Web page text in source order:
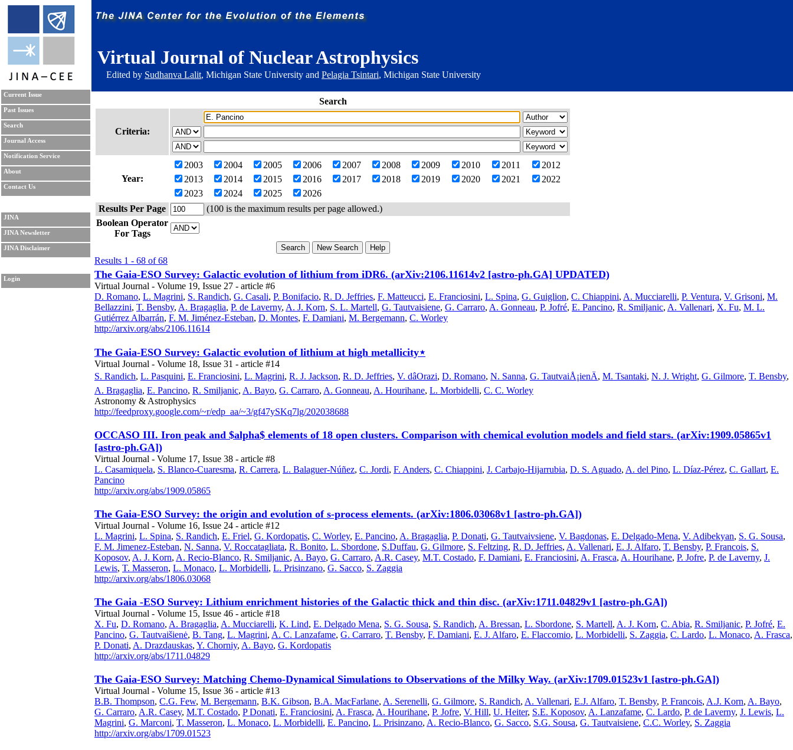
Virtual Journal of Nuclear Astrophysics
Edited by Sudhanva Lalit, Michigan State University and Pelagia Tsintari, Michigan State University
Current Issue
Past Issues
Search
Journal Access
Notification Service
About
Contact Us
JINA
JINA Newsletter
JINA Disclaimer
Login
Search
Criteria:
Year:
2003 2004 2005 2006 2007 2008 2009 2010 2011
2012
2013
2014 2015 2016 2017 2018 2019 2020 2021
2022
2023
2024 2025
2026
Results Per Page
(100 is the maximum results per page allowed.)
Boolean Operator
For Tags
Results 1 - 68 of 68
The Gaia-ESO Survey: Galactic evolution of lithium from iDR6. (arXiv:2106.11614v2 [astro-ph.GA] UPDATED)
Virtual Journal - Volume 19, Issue 27 - article #6
D. Romano, L. Magrini, S. Randich, G. Casali, P. Bonifacio, R. D. Jeffries, F. Matteucci, E. Franciosini, L. Spina, G. Guiglion, C. Chiappini, A. Mucciarelli, P. Ventura, V. Grisoni, M.
Bellazzini, T. Bensby, A. Bragaglia, P. de Laverny, A. J. Korn, S. L. Martell, G. Tautvaisiene, G. Carraro, A. Gonneau, P. Jofré, E. Pancino, R. Smiljanic, A. Vallenari, X. Fu, M. L.
Gutiérrez Albarrán, F. M. Jiménez-Esteban, D. Montes, F. Damiani, M. Bergemann, C. Worley
http://arxiv.org/abs/2106.11614
The Gaia-ESO Survey: Galactic evolution of lithium at high metallicity⋆
Virtual Journal - Volume 18, Issue 31 - article #14
S. Randich, L. Pasquini, E. Franciosini, L. Magrini, R. J. Jackson, R. D. Jeffries, V. dâOrazi, D. Romano, N. Sanna, G. TautvaiÅ¡ienÄ, M. Tsantaki, N. J. Wright, G. Gilmore, T. Bensby,
A. Bragaglia, E. Pancino, R. Smiljanic, A. Bayo, G. Carraro, A. Gonneau, A. Hourihane, L. Morbidelli, C. C. Worley
Astronomy & Astrophysics
http://feedproxy.google.com/~r/edp_aa/~3/gf47ySKq7lg/202038688
OCCASO III. Iron peak and $alpha$ elements of 18 open clusters. Comparison with chemical evolution models and field stars. (arXiv:1909.05865v1
[astro-ph.GA])
Virtual Journal - Volume 17, Issue 38 - article #8
L. Casamiquela, S. Blanco-Cuaresma, R. Carrera, L. Balaguer-Núñez, C. Jordi, F. Anders, C. Chiappini, J. Carbajo-Hijarrubia, D. S. Aguado, A. del Pino, L. Díaz-Pérez, C. Gallart, E.
Pancino
http://arxiv.org/abs/1909.05865
The Gaia-ESO Survey: the origin and evolution of s-process elements. (arXiv:1806.03068v1 [astro-ph.GA])
Virtual Journal - Volume 16, Issue 24 - article #12
L. Magrini, L. Spina, S. Randich, E. Friel, G. Kordopatis, C. Worley, E. Pancino, A. Bragaglia, P. Donati, G. Tautvaivsiene, V. Bagdonas, E. Delgado-Mena, V. Adibekyan, S. G. Sousa,
F. M. Jimenez-Esteban, N. Sanna, V. Roccatagliata, R. Bonito, L. Sbordone, S.Duffau, G. Gilmore, S. Feltzing, R. D. Jeffries, A. Vallenari, E. J. Alfaro, T. Bensby, P. Francois, S.
Koposov, A. J. Korn, A. Recio-Blanco, R. Smiljanic, A. Bayo, G. Carraro, A.R. Casey, M.T. Costado, F. Damiani, E. Franciosini, A. Frasca, A. Hourihane, P. Jofre, P. de Laverny, J.
Lewis, T. Masseron, L. Monaco, L. Morbidelli, L. Prisinzano, G. Sacco, S. Zaggia
http://arxiv.org/abs/1806.03068
The Gaia -ESO Survey: Lithium enrichment histories of the Galactic thick and thin disc. (arXiv:1711.04829v1 [astro-ph.GA])
Virtual Journal - Volume 15, Issue 46 - article #18
X. Fu, D. Romano, A. Bragaglia, A. Mucciarelli, K. Lind, E. Delgado Mena, S. G. Sousa, S. Randich, A. Bressan, L. Sbordone, S. Martell, A. J. Korn, C. Abia, R. Smiljanic, P. Jofré, E.
Pancino, G. Tautvaišienė, B. Tang, L. Magrini, A. C. Lanzafame, G. Carraro, T. Bensby, F. Damiani, E. J. Alfaro, E. Flaccomio, L. Morbidelli, S. Zaggia, C. Lardo, L. Monaco, A. Frasca,
P. Donati, A. Drazdauskas, Y. Chorniy, A. Bayo, G. Kordopatis
http://arxiv.org/abs/1711.04829
The Gaia-ESO Survey: Matching Chemo-Dynamical Simulations to Observations of the Milky Way. (arXiv:1709.01523v1 [astro-ph.GA])
Virtual Journal - Volume 15, Issue 36 - article #13
B.B. Thompson, C.G. Few, M. Bergemann, B.K. Gibson, B.A. MacFarlane, A. Serenelli, G. Gilmore, S. Randich, A. Vallenari, E.J. Alfaro, T. Bensby, P. Francois, A.J. Korn, A. Bayo,
G. Carraro, A.R. Casey, M.T. Costado, P Donati, E. Franciosini, A. Frasca, A. Hourihane, P. Jofre, V. Hill, U. Heiter, S.E. Koposov, A. Lanzafame, C. Lardo, P. de Laverny, J. Lewis, L.
Magrini, G. Marconi, T. Masseron, L. Monaco, L. Morbidelli, E. Pancino, L. Prisinzano, A. Recio-Blanco, G. Sacco, S.G. Sousa, G. Tautvaisiene, C.C. Worley, S. Zaggia
http://arxiv.org/abs/1709.01523